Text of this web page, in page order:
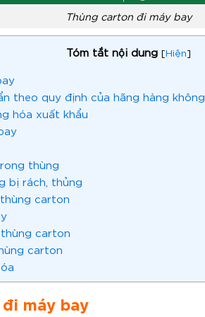
Thùng carton đi máy bay
Tóm tắt nội dung [Hiện]
theo quy định của hãng hàng không
hóa xuất khẩu
thùng
bị rách, thủng
carton
carton
carton
máy bay